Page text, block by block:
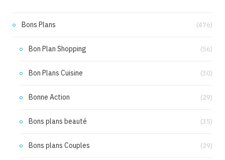
Bons Plans (476)
Bon Plan Shopping (56)
Bon Plans Cuisine (30)
Bonne Action (29)
Bons plans beauté (35)
Bons plans Couples (29)